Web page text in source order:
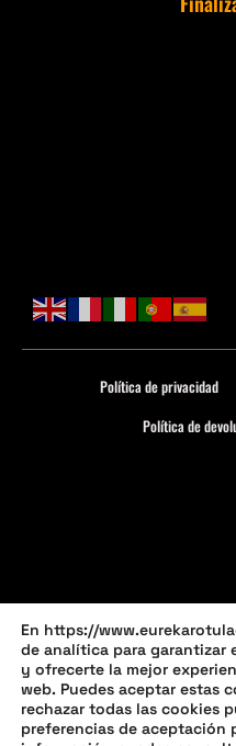
Política de privacidad
Política de
En https://
de analítica para
y ofrecerte la mejor
web. Puedes aceptar estas
rechazar todas las cookies
preferencias de aceptación